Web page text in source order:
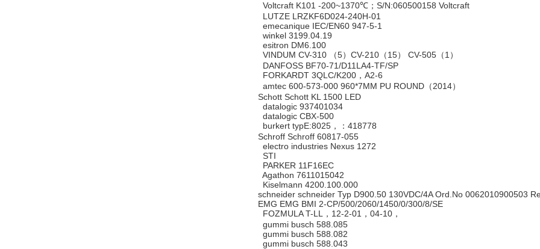
Voltcraft K101 -200~1370℃；S/N:060500158 Voltcraft
LUTZE LRZKF6D024-240H-01
emecanique IEC/EN60 947-5-1
winkel 3199.04.19
esitron DM6.100
VINDUM CV-310 （5）CV-210（15） CV-505（1）
DANFOSS BF70-71/D11LA4-TF/SP
FORKARDT 3QLC/K200，A2-6
amtec 600-573-000 960*7MM PU ROUND（2014）
Schott Schott KL 1500 LED
datalogic 937401034
datalogic CBX-500
burkert typE:8025，：418778
Schroff Schroff 60817-055
electro industries Nexus 1272
STI
PARKER 11F16EC
Agathon 7611015042
Kiselmann 4200.100.000
schneider schneider Typ D900.50 130VDC/4A Ord.No 0062010900503
EMG EMG BMI 2-CP/500/2060/1450/0/300/8/SE
FOZMULA T-LL，12-2-01，04-10，
gummi busch 588.085
gummi busch 588.082
gummi busch 588.043